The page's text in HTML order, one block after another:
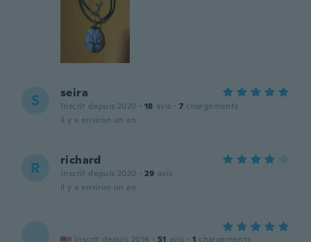
S seira
Inscrit depuis 2020 · 18 avis · 7 chargements
il y a environ un an
R richard
Inscrit depuis 2020 · 29 avis
il y a environ un an
Inscrit depuis 2016 · 51 avis · 1 chargements